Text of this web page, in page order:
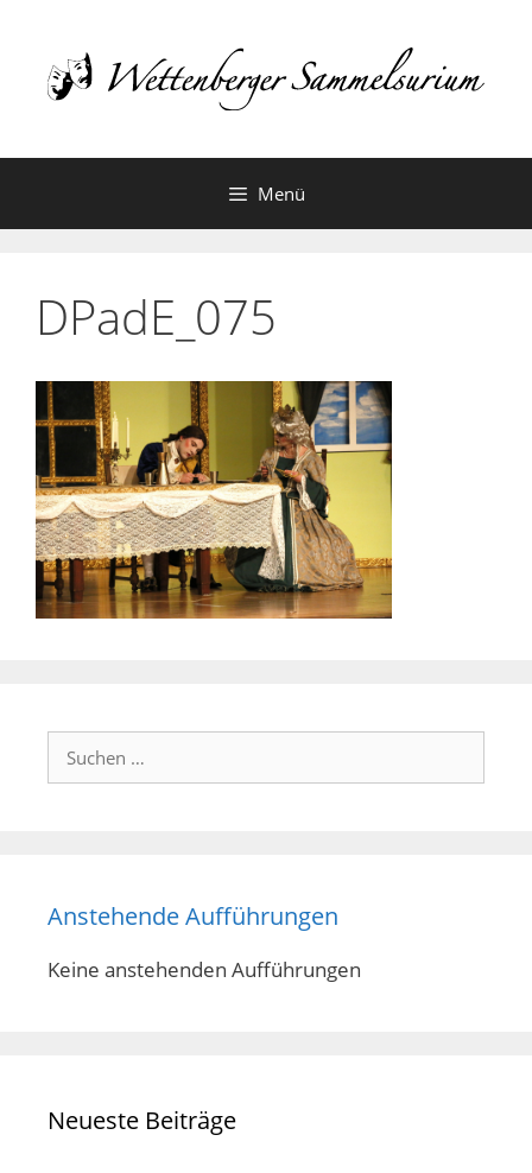
springen
Menü
DPadE_075
Suchen
nach:
Anstehende Aufführungen
Keine anstehenden Aufführungen
Neueste Beiträge